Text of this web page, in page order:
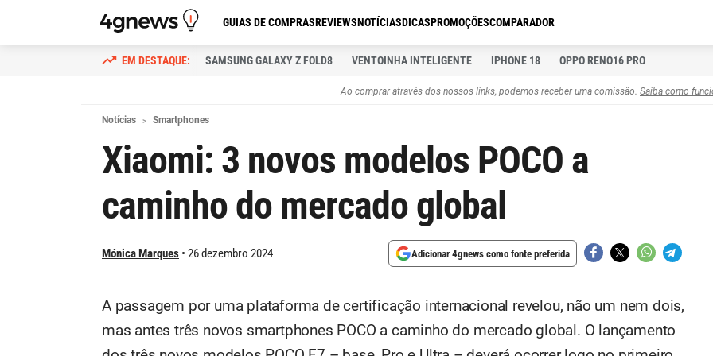
GUIAS DE COMPRASREVIEWSNOTÍCIASDICASPROMOÇÕESCOMPARADOR
SAMSUNG GALAXY Z FOLD8 VENTOINHA INTELIGENTE IPHONE 18 OPPO RENO16 PRO
Ao comprar através dos nossos links, podemos receber uma comissão. Saiba como
Notícias Smartphones
Xiaomi: 3 novos modelos POCO a
caminho do mercado global
Mónica Marques 26 dezembro 2024 Adicionar 4gnews como fonte preferida
A passagem por uma plataforma de certificação internacional revelou, não um nem dois,
mas antes três novos smartphones POCO a caminho do mercado global. O lançamento